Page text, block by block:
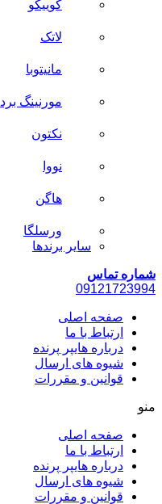
کوییکو
لاتک
مانیتوبا
مورنینگ برد
نکتون
نووا
هاگن
ورسلگا
سایر برند‌ها
شماره تماس
09121723994
صفحه اصلی
ارتباط با ما
درباره هایپر پرنده
شیوه های ارسال
قوانین و مقررات
منو
صفحه اصلی
ارتباط با ما
درباره هایپر پرنده
شیوه های ارسال
قوانین و مقررات